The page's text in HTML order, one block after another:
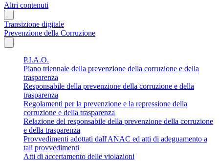
Altri contenuti
Transizione digitale
Prevenzione della Corruzione
P.I.A.O.
Piano triennale della prevenzione della corruzione e della
trasparenza
Responsabile della prevenzione della corruzione e della
trasparenza
Regolamenti per la prevenzione e la repressione della
corruzione e della trasparenza
Relazione del responsabile della prevenzione della corruzione
e della trasparenza
Provvedimenti adottati dall'ANAC ed atti di adeguamento a
tali provvedimenti
Atti di accertamento delle violazioni